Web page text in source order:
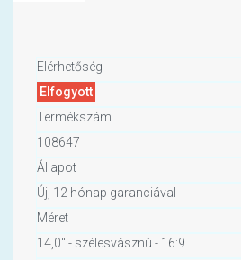
Elérhetőség
Elfogyott
Termékszám
108647
Állapot
Új, 12 hónap garanciával
Méret
14,0" - szélesvásznú - 16:9